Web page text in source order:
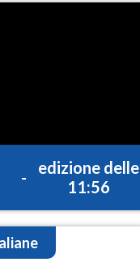
-
edizione delle
11:56